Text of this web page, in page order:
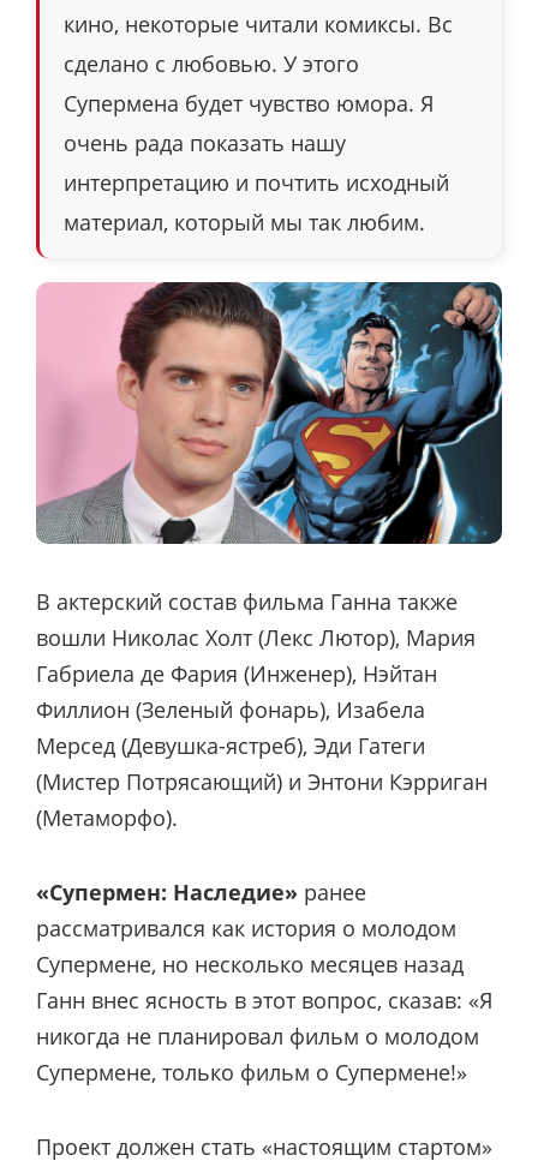
кино, некоторые читали комиксы. Вс
сделано с любовью. У этого
Супермена будет чувство юмора. Я
очень рада показать нашу
интерпретацию и почтить исходный
материал, который мы так любим.
В актерский состав фильма Ганна также
вошли Николас Холт (Лекс Лютор), Мария
Габриела де Фария (Инженер), Нэйтан
Филлион (Зеленый фонарь), Изабела
Мерсед (Девушка-ястреб), Эди Гатеги
(Мистер Потрясающий) и Энтони Кэрриган
(Метаморфо).
«Супермен: Наследие» ранее
рассматривался как история о молодом
Супермене, но несколько месяцев назад
Ганн внес ясность в этот вопрос, сказав: «Я
никогда не планировал фильм о молодом
Супермене, только фильм о Супермене!»
Проект должен стать «настоящим стартом»